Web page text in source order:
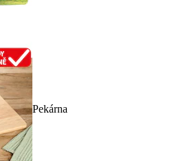
Pekárna